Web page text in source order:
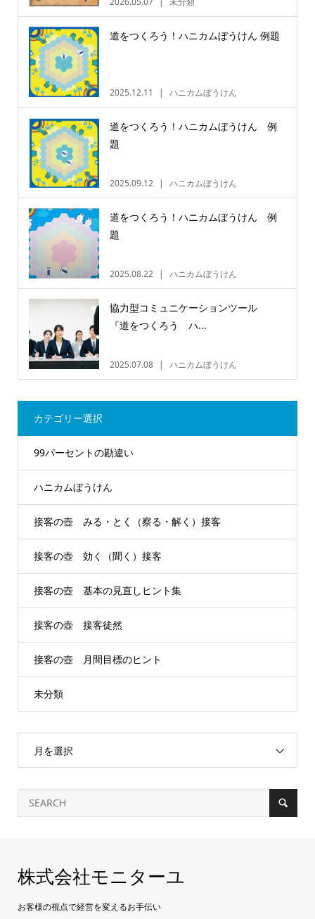
道をつくろう！ハニカムぼうけん 例題
2025.12.11 ハニカムぼうけん
道をつくろう！ハニカムぼうけん 例
題
2025.09.12 ハニカムぼうけん
道をつくろう！ハニカムぼうけん 例
題
2025.08.22 ハニカムぼうけん
協力型コミュニケーションツール
『道をつくろう ハ...
2025.07.08 ハニカムぼうけん
カテゴリー選択
99パーセントの勘違い
ハニカムぼうけん
接客の壺 みる・とく（察る・解く）接客
接客の壺 効く（聞く）接客
接客の壺 基本の見直しヒント集
接客の壺 接客徒然
接客の壺 月間目標のヒント
未分類
月を選択
株式会社モニターユ
お客様の視点で経営を変えるお手伝い